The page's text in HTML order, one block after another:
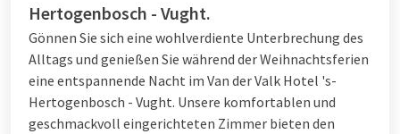
Hertogenbosch - Vught.
Gönnen Sie sich eine wohlverdiente Unterbrechung des
Alltags und genießen Sie während der Weihnachtsferien
eine entspannende Nacht im Van der Valk Hotel 's-
Hertogenbosch - Vught. Unsere komfortablen und
geschmackvoll eingerichteten Zimmer bieten den